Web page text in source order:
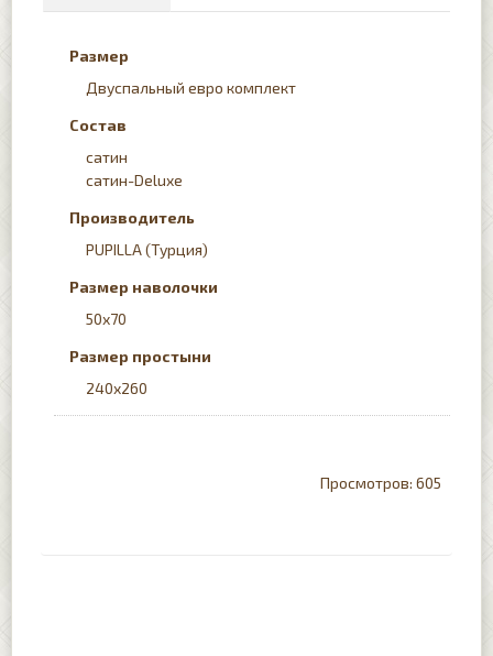
Размер
Двуспальный евро комплект
Состав
сатин
сатин-Deluxe
Производитель
PUPILLA (Турция)
Размер наволочки
50х70
Размер простыни
240x260
605